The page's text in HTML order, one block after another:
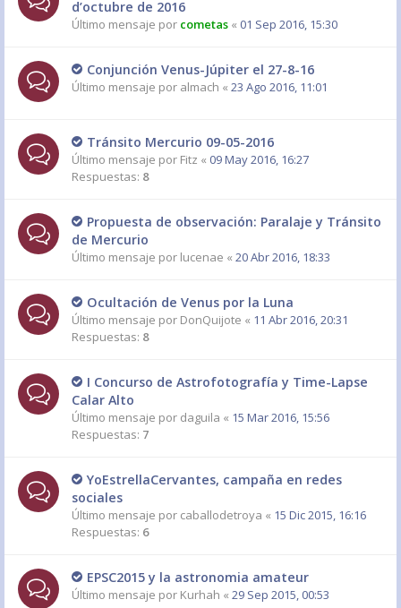
d’octubre de 2016
Último mensaje por cometas « 01 Sep 2016, 15:30
Conjunción Venus-Júpiter el 27-8-16
Último mensaje por almach « 23 Ago 2016, 11:01
Tránsito Mercurio 09-05-2016
Último mensaje por Fitz « 09 May 2016, 16:27
Respuestas: 8
Propuesta de observación: Paralaje y Tránsito
de Mercurio
Último mensaje por lucenae « 20 Abr 2016, 18:33
Ocultación de Venus por la Luna
Último mensaje por DonQuijote « 11 Abr 2016, 20:31
Respuestas: 8
I Concurso de Astrofotografía y Time-Lapse
Calar Alto
Último mensaje por daguila « 15 Mar 2016, 15:56
Respuestas: 7
YoEstrellaCervantes, campaña en redes
sociales
Último mensaje por caballodetroya « 15 Dic 2015, 16:16
Respuestas: 6
EPSC2015 y la astronomia amateur
Último mensaje por Kurhah « 29 Sep 2015, 00:53